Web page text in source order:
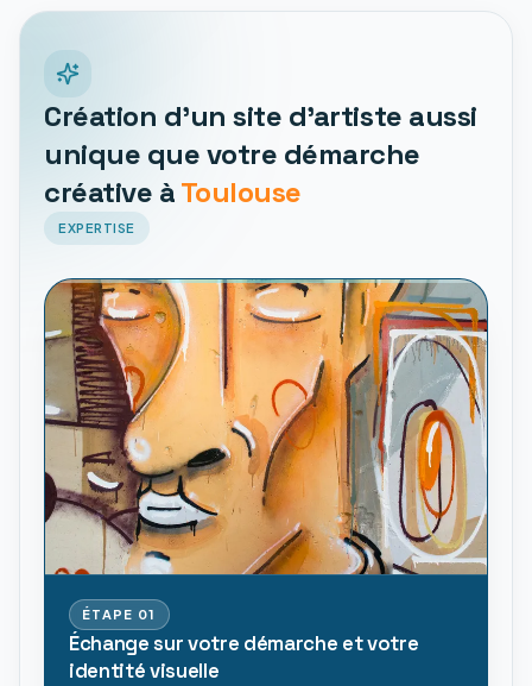
Création d'un site d'artiste aussi
unique que votre démarche
créative àToulouse
EXPERTISE
ÉTAPE 01
Échange sur votre démarche et votre
identité visuelle